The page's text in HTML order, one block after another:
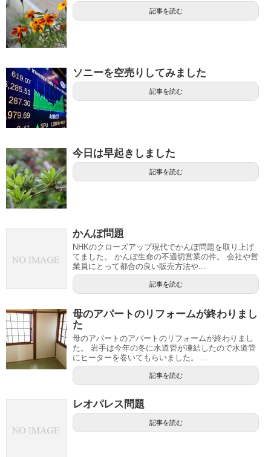
記事を読む
ソニーを空売りしてみました
記事を読む
今日は早起きしました
記事を読む
かんぽ問題
NHKのクローズアップ現代でかんぽ問題を取り上げ
てました。 かんぽ生命の不適切営業の件。 会社や営
業員にとって都合の良い販売方法や...
記事を読む
母のアパートのリフォームが終わりまし
た
母のアパートのアパートのリフォームが終わりまし
た。 岩手は今年の冬に水道管が凍結したので水道管
にヒーターを巻いてもらいました。 ...
記事を読む
レオパレス問題
記事を読む